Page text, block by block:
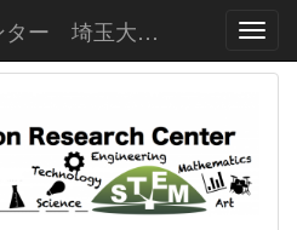
STEM教育研究センター 埼玉大学教育学部野村研究室